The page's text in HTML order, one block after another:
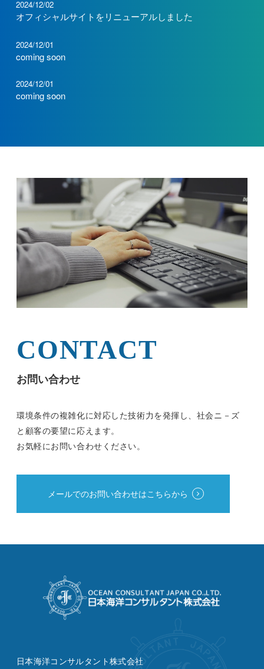
2024/12/02
オフィシャルサイトをリニューアルしました
2024/12/01
coming soon
2024/12/01
coming soon
CONTACT
お問い合わせ
環境条件の複雑化に対応した技術力を発揮し、社会ニ－ズ
と顧客の要望に応えます。
お気軽にお問い合わせください。
メールでのお問い合わせはこちらから
日本海洋コンサルタント株式会社